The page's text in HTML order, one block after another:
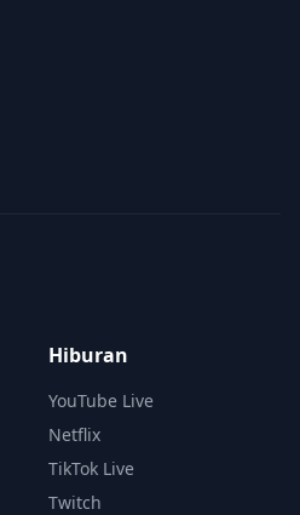
Hiburan
YouTube Live
Netflix
TikTok Live
Twitch